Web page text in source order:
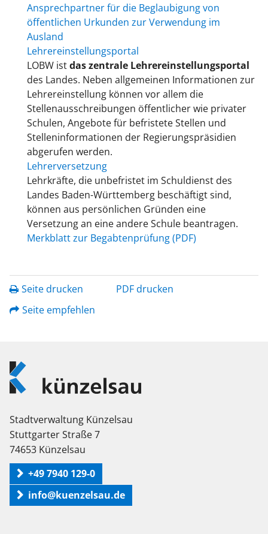
Ansprechpartner für die Beglaubigung von
öffentlichen Urkunden zur Verwendung im
Ausland
Lehrereinstellungsportal
LOBW istdas zentrale Lehrereinstellungsportal
des Landes. Neben allgemeinen Informationen zur
Lehrereinstellung können vor allem die
Stellenausschreibungen öffentlicher wie privater
Schulen, Angebote für befristete Stellen und
Stelleninformationen der Regierungspräsidien
abgerufen werden.
Lehrerversetzung
Lehrkräfte, die unbefristet im Schuldienst des
Landes Baden-Württemberg beschäftigt sind,
können aus persönlichen Gründen eine
Versetzung an eine andere Schule beantragen.
Merkblatt zur Begabtenprüfung (PDF)
Seite drucken
PDF drucken
Seite empfehlen
Logo
Künzelsau
Stadtverwaltung Künzelsau
Stuttgarter Straße 7
74653 Künzelsau
+49 7940 129-0
info@kuenzelsau.de